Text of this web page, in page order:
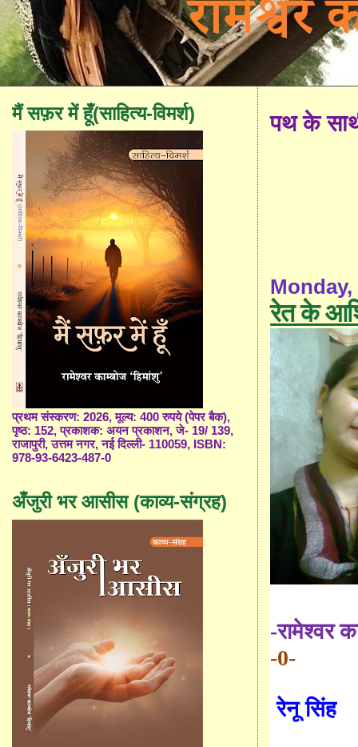
पथ के
Monday,
रेत के
-रामेश्वर
-0-
रेनू सिंह
मैं सफ़र में हूँ(साहित्य-विमर्श)
प्रथम संस्करण: 2026, मूल्य: 400 रुपये (पेपर बैक),
पृष्ठ: 152, प्रकाशक: अयन प्रकाशन, जे- 19/ 139,
राजापुरी, उत्तम नगर, नई दिल्ली- 110059, ISBN:
978-93-6423-487-0
अँजुरी भर आसीस (काव्य-संग्रह)